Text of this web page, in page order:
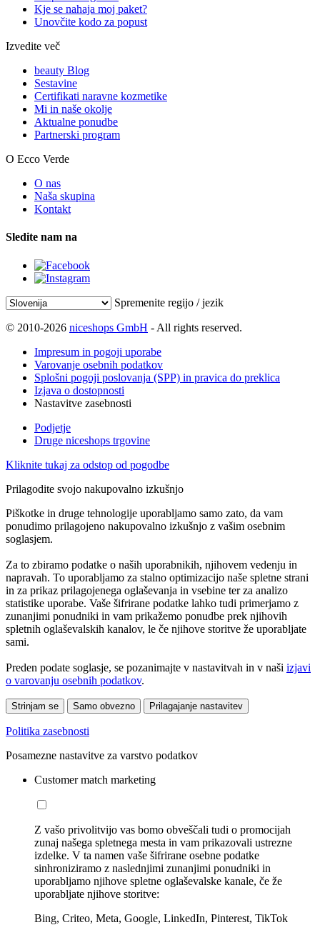
Kje se nahaja moj paket?
Unovčite kodo za popust
Izvedite več
beauty Blog
Sestavine
Certifikati naravne kozmetike
Mi in naše okolje
Aktualne ponudbe
Partnerski program
O Ecco Verde
O nas
Naša skupina
Kontakt
Sledite nam na
Spremenite regijo / jezik
© 2010-2026 niceshops GmbH - All rights reserved.
Impresum in pogoji uporabe
Varovanje osebnih podatkov
Splošni pogoji poslovanja (SPP) in pravica do preklica
Izjava o dostopnosti
Nastavitve zasebnosti
Podjetje
Druge niceshops trgovine
Kliknite tukaj za odstop od pogodbe
Prilagodite svojo nakupovalno izkušnjo
Piškotke in druge tehnologije uporabljamo samo zato, da vam
ponudimo prilagojeno nakupovalno izkušnjo z vašim osebnim
soglasjem.
Za to zbiramo podatke o naših uporabnikih, njihovem vedenju in
napravah. To uporabljamo za stalno optimizacijo naše spletne strani
in za prikaz prilagojenega oglaševanja in vsebine ter za analizo
statistike uporabe. Vaše šifrirane podatke lahko tudi primerjamo z
zunanjimi ponudniki in vam prikažemo ponudbe prek njihovih
spletnih oglaševalskih kanalov, le če njihove storitve že uporabljate
sami.
Preden podate soglasje, se pozanimajte v nastavitvah in v naši izjavi
o varovanju osebnih podatkov.
Strinjam se Samo obvezno Prilagajanje nastavitev
Politika zasebnosti
Posamezne nastavitve za varstvo podatkov
Customer match marketing
Z vašo privolitvijo vas bomo obveščali tudi o promocijah
zunaj našega spletnega mesta in vam prikazovali ustrezne
izdelke. V ta namen vaše šifrirane osebne podatke
sinhroniziramo z naslednjimi zunanjimi ponudniki in
uporabljamo njihove spletne oglaševalske kanale, če že
uporabljate njihove storitve:
Bing, Criteo, Meta, Google, LinkedIn, Pinterest, TikTok